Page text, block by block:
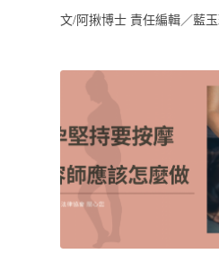
文/阿揪博士 責任編輯／藍